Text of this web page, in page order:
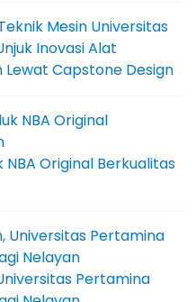
Mesin Universitas
Inovasi Alat
Lewat Capstone Design
Original Berkualitas
Pertamina